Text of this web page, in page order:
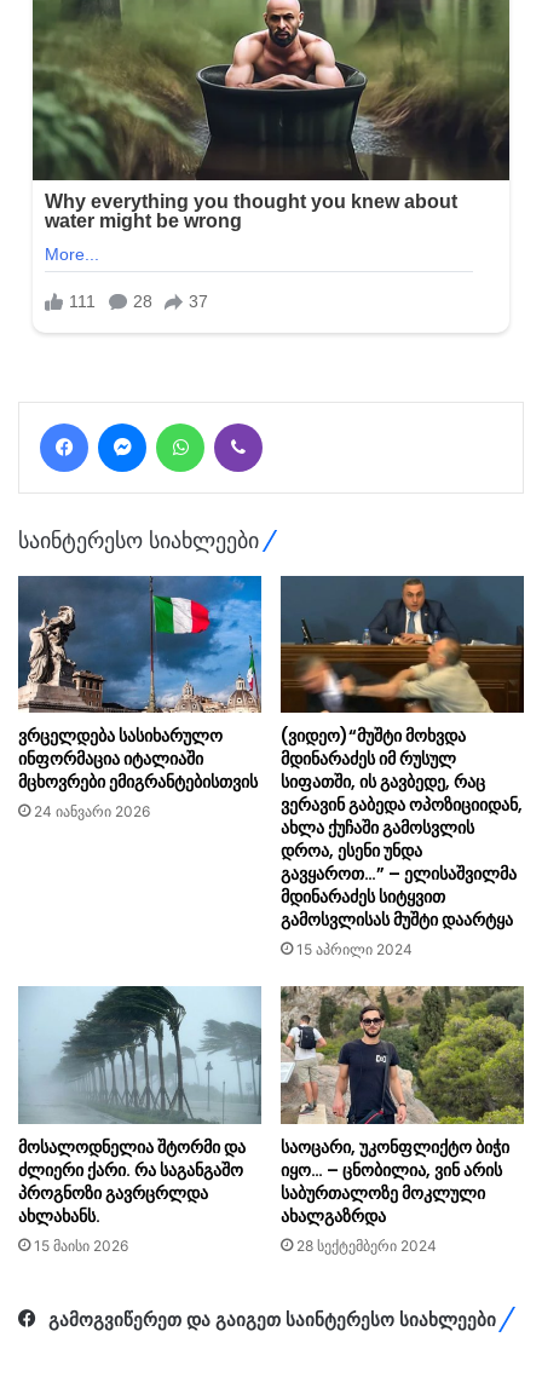
FacebookMessengerWhatsApp
საინტერესო სიახლეები
ვრცელდება სასიხარულო
ინფორმაცია იტალიაში
მცხოვრები ემიგრანტებისთვის
24 იანვარი 2026
(ვიდეო)“მუშტი მოხვდა
მდინარაძეს იმ რუსულ
სიფათში, ის გავბედე, რაც
ვერავინ გაბედა ოპოზიციიდან,
ახლა ქუჩაში გამოსვლის
დროა, ესენი უნდა
გავყაროთ…” – ელისაშვილმა
მდინარაძეს სიტყვით
გამოსვლისას მუშტი დაარტყა
15 აპრილი 2024
მოსალოდნელია შტორმი და
ძლიერი ქარი. რა საგანგაშო
პროგნოზი გავრცრლდა
ახლახანს.
15 მაისი 2026
საოცარი, უკონფლიქტო ბიჭი
იყო… – ​ცნობილია, ვინ არის
საბურთალოზე მოკლული
ახალგაზრდა
28 სექტემბერი 2024
გამოგვიწერეთ და გაიგეთ საინტერესო სიახლეები